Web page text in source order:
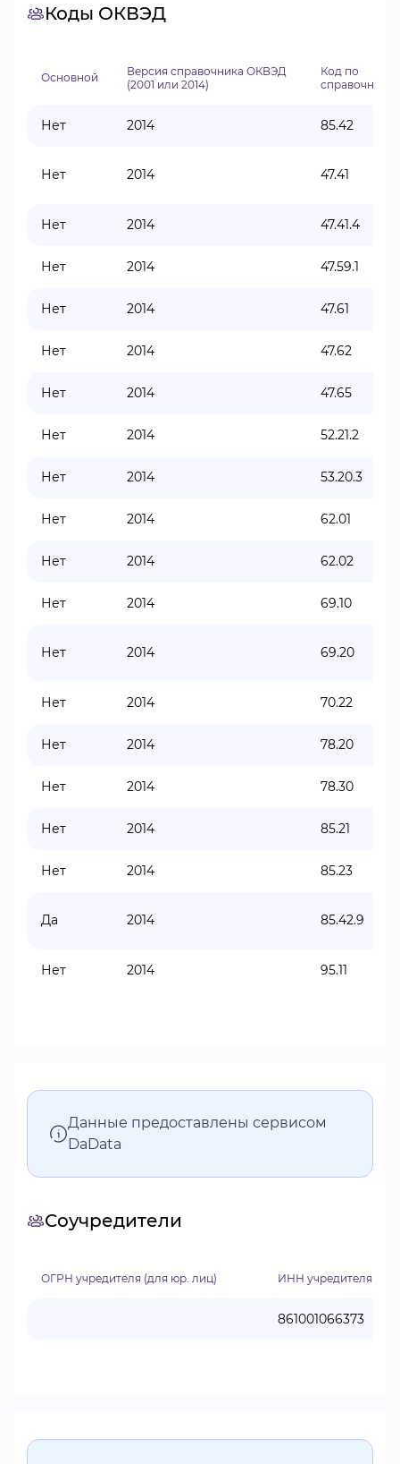
Коды ОКВЭД
Основной
Версия справочника ОКВЭД
(2001 или 2014)
Код по
справочнику
Нет 2014 85.42
Нет 2014 47.41
Нет 2014 47.41.4
Нет 2014 47.59.1
Нет 2014 47.61
Нет 2014 47.62
Нет 2014 47.65
Нет 2014 52.21.2
Нет 2014 53.20.3
Нет 2014 62.01
Нет 2014 62.02
Нет 2014 69.10
Нет 2014 69.20
Нет 2014 70.22
Нет 2014 78.20
Нет 2014 78.30
Нет 2014 85.21
Нет 2014 85.23
Да 2014 85.42.9
Нет 2014 95.11
Данные предоставлены сервисом
DaData
Соучредители
ОГРН учредителя (для юр. лиц) ИНН учредителя
861001066373